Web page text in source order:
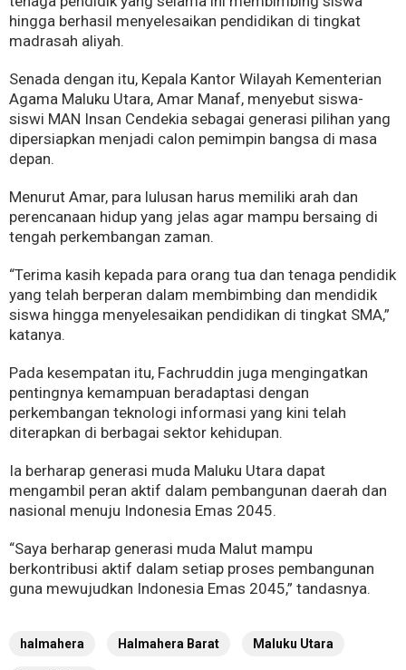
hingga berhasil menyelesaikan pendidikan di tingkat
madrasah aliyah.
Senada dengan itu, Kepala Kantor Wilayah Kementerian
Agama Maluku Utara, Amar Manaf, menyebut siswa-
siswi MAN Insan Cendekia sebagai generasi pilihan yang
dipersiapkan menjadi calon pemimpin bangsa di masa
depan.
Menurut Amar, para lulusan harus memiliki arah dan
perencanaan hidup yang jelas agar mampu bersaing di
tengah perkembangan zaman.
“Terima kasih kepada para orang tua dan tenaga pendidik
yang telah berperan dalam membimbing dan mendidik
siswa hingga menyelesaikan pendidikan di tingkat SMA,”
katanya.
Pada kesempatan itu, Fachruddin juga mengingatkan
pentingnya kemampuan beradaptasi dengan
perkembangan teknologi informasi yang kini telah
diterapkan di berbagai sektor kehidupan.
Ia berharap generasi muda Maluku Utara dapat
mengambil peran aktif dalam pembangunan daerah dan
nasional menuju Indonesia Emas 2045.
“Saya berharap generasi muda Malut mampu
berkontribusi aktif dalam setiap proses pembangunan
guna mewujudkan Indonesia Emas 2045,” tandasnya.
halmahera Halmahera Barat Maluku Utara